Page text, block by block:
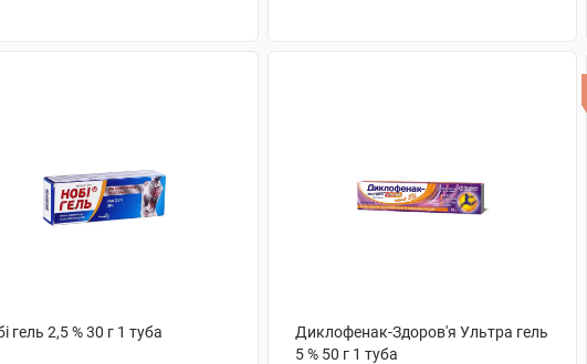
гель 2,5 % 30 г 1 туба
Диклофенак-Здоров'я Ультра гель
5 % 50 г 1 туба